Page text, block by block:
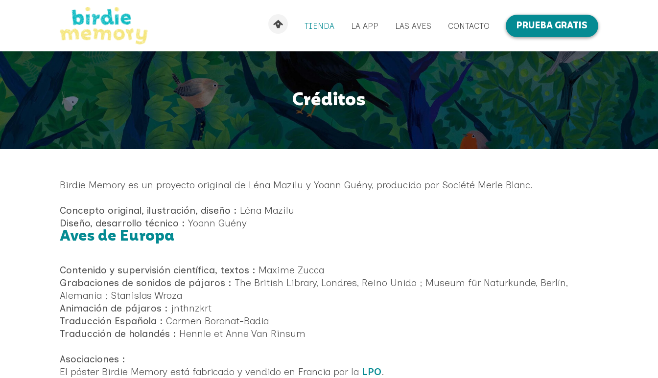
TIENDA LA APP LAS AVES CONTACTO PRUEBA GRATIS
Créditos
Birdie Memory es un proyecto original de Léna Mazilu y Yoann Guény, producido por Société Merle Blanc.
Concepto original, ilustración, diseño : Léna Mazilu
Diseño, desarrollo técnico : Yoann Guény
Aves de Europa
Contenido y supervisión científica, textos : Maxime Zucca
Grabaciones de sonidos de pájaros : The British Library, Londres, Reino Unido ; Museum für Naturkunde, Berlín,
Alemania ; Stanislas Wroza
Animación de pájaros : jnthnzkrt
Traducción Española : Carmen Boronat-Badia
Traducción de holandés : Hennie et Anne Van Rinsum
Asociaciones :
El póster Birdie Memory está fabricado y vendido en Francia por la LPO.